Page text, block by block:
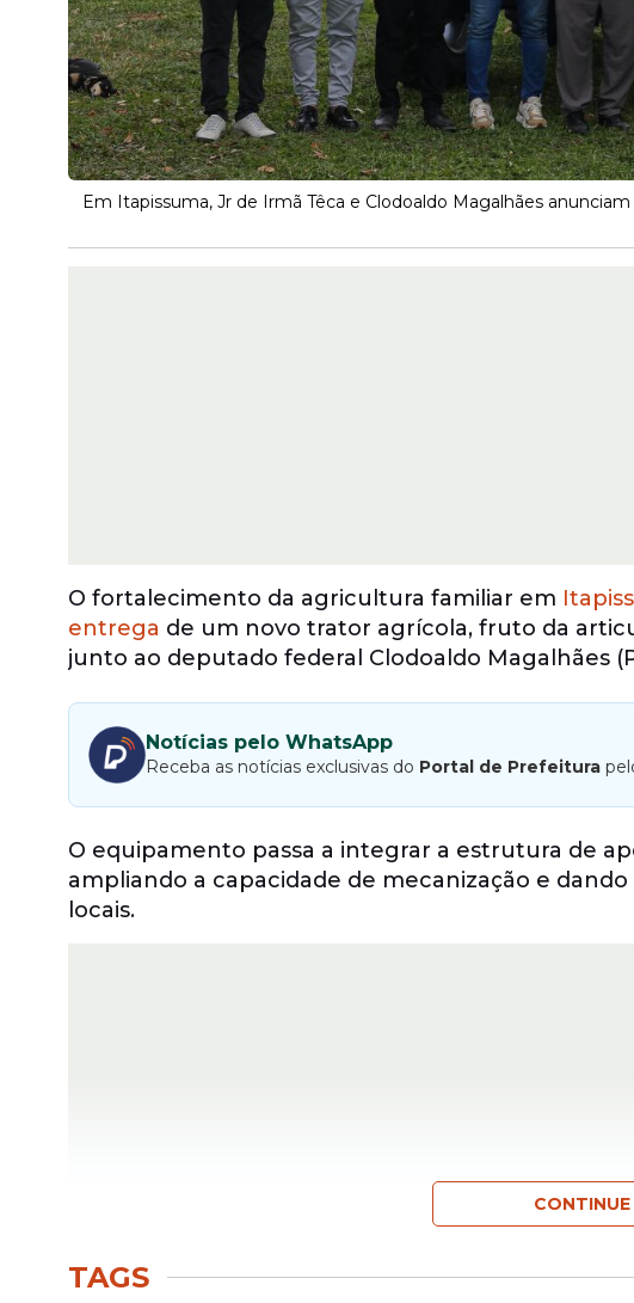
Em Itapissuma, Jr de Irmã Têca e Clodoaldo Magalhães
O fortalecimento da agricultura familiar em
entrega de um novo trator agrícola, fruto da
junto ao deputado federal Clodoaldo Magalhães
Notícias pelo WhatsApp
Receba as notícias exclusivas do Portal de Prefeitura
O equipamento passa a integrar a estrutura de
ampliando a capacidade de mecanização e
locais.
TAGS